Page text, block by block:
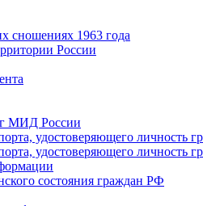
сношениях 1963 года
России
МИД России
удостоверяющего личность
удостоверяющего личность
состояния граждан РФ